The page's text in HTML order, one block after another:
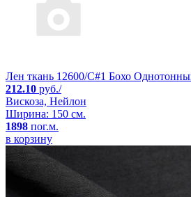
Лен ткань 12600/C#1 Бохо
212.10 руб./
Вискоза, Нейлон
Ширина: 150 см.
1898 пог.м.
в корзину